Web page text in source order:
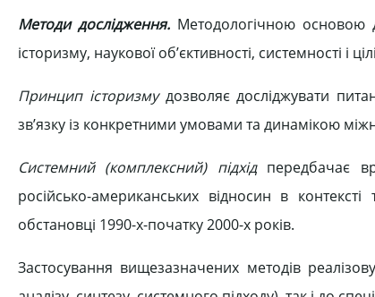
Методи дослідження. Методологічною основою
історизму, наукової об’єктивності, системності і
Принцип історизмудозволяє досліджувати
зв’язку із конкретними умовами та динамікою
Системний (комплексний) підхідпередбачає
російсько-американських відносин в
обстановці 1990-х-початку 2000-х років.
Застосування вищезазначених методів